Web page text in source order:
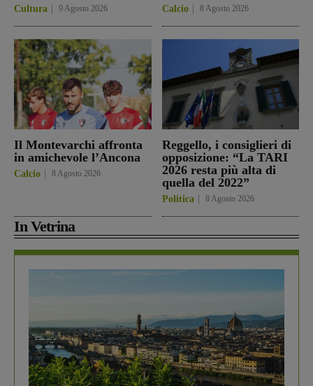
Cultura 9 Agosto 2026 Calcio 8 Agosto 2026
Il Montevarchi affronta
in amichevole l’Ancona
Calcio 8 Agosto 2026
Reggello, i consiglieri di
opposizione: “La TARI
2026 resta più alta di
quella del 2022”
Politica 8 Agosto 2026
In Vetrina